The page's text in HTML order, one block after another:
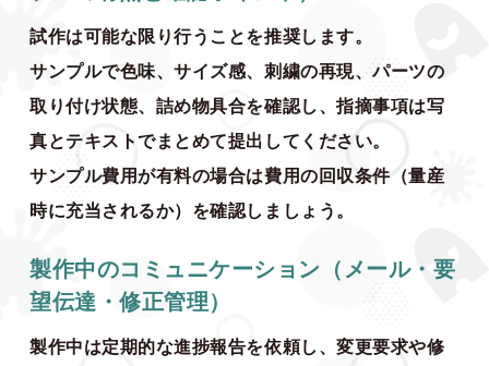
試作は可能な限り行うことを推奨します。
サンプルで色味、サイズ感、刺繍の再現、パーツの
取り付け状態、詰め物具合を確認し、指摘事項は写
真とテキストでまとめて提出してください。
サンプル費用が有料の場合は費用の回収条件（量産
時に充当されるか）を確認しましょう。
製作中のコミュニケーション（メール・要
望伝達・修正管理）
製作中は定期的な進捗報告を依頼し、変更要求や修